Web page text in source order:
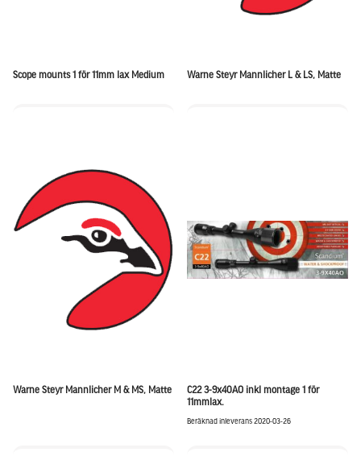
Scope mounts 1 för 11mm lax Medium Warne Steyr Mannlicher L & LS, Matte
Warne Steyr Mannlicher M & MS, Matte
C22 3-9x40AO inkl montage 1 för
11mmlax.
Beräknad inleverans 2020-03-26